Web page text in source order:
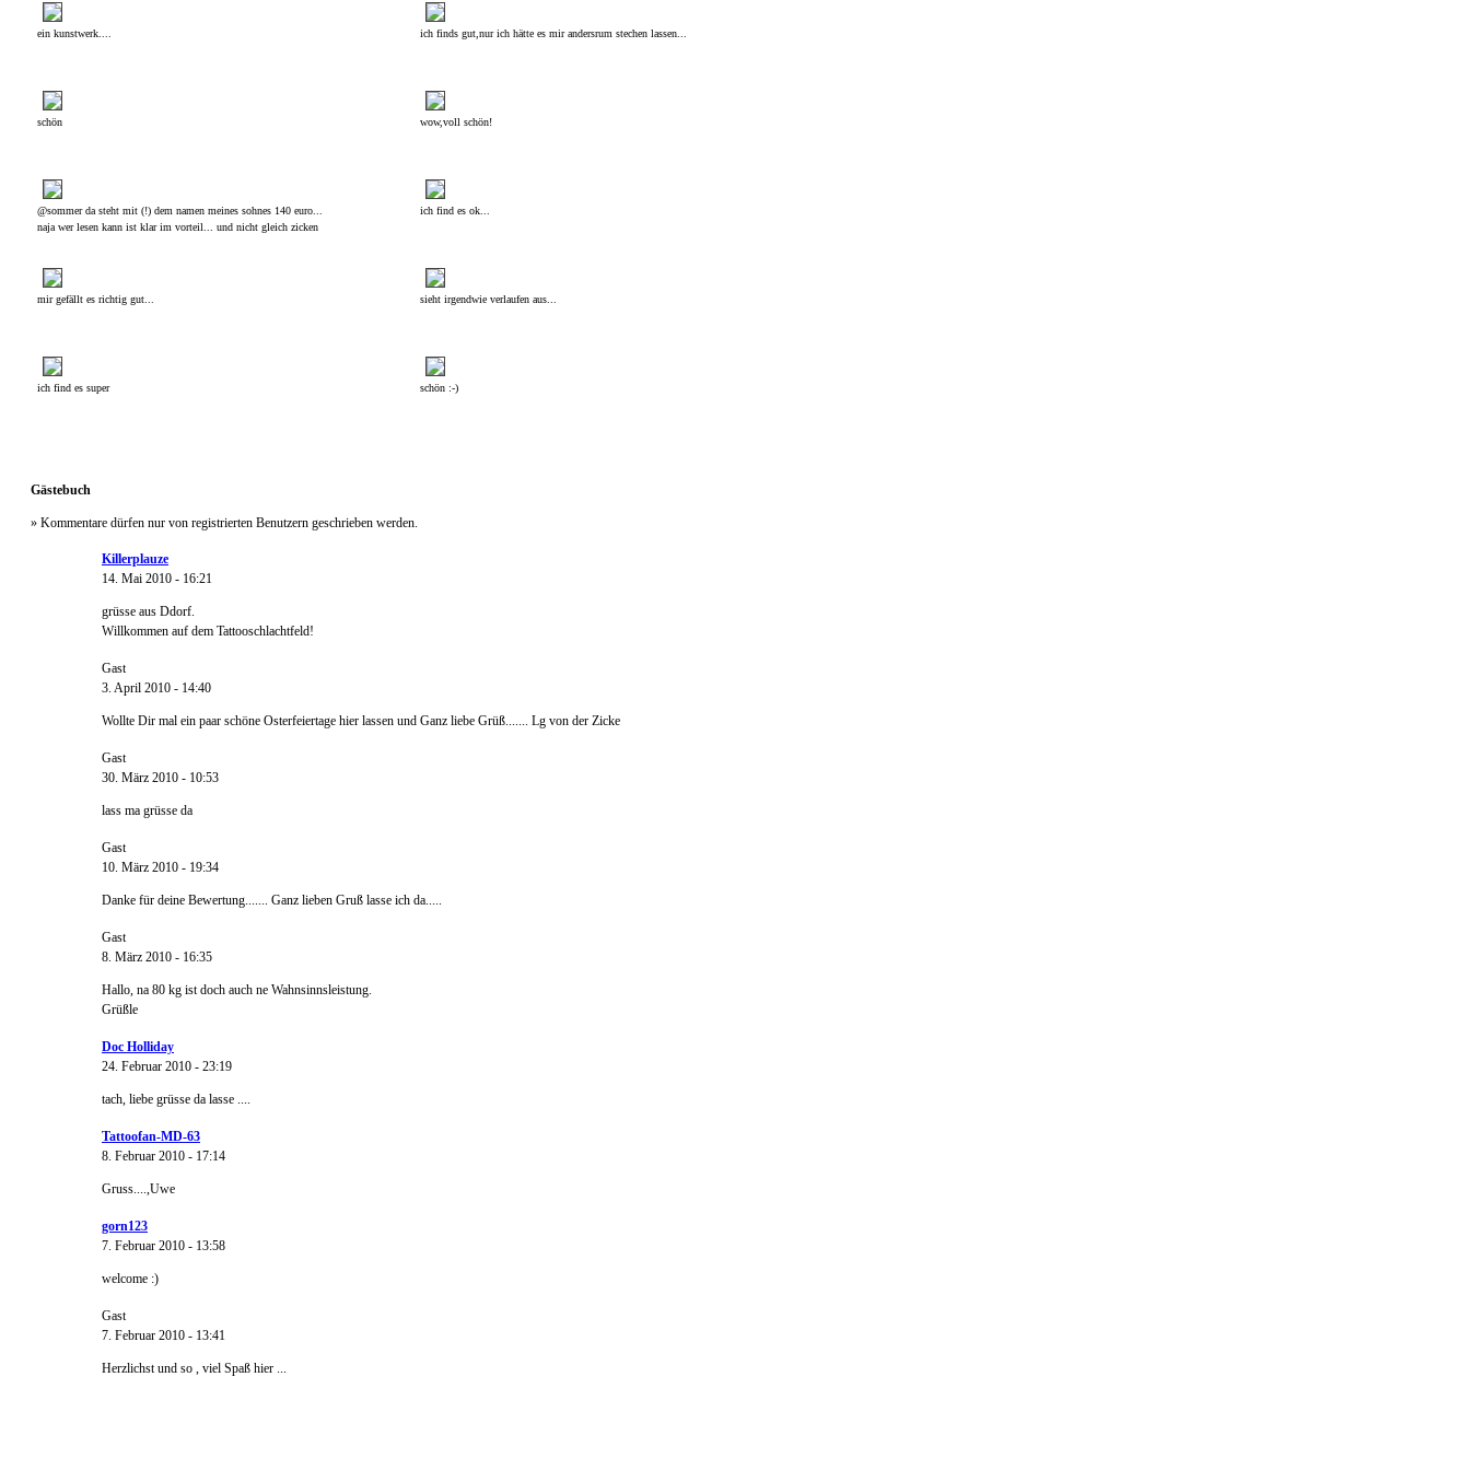
ein kunstwerk.... ich finds gut,nur ich hätte es mir andersrum stechen lassen...
schön wow,voll schön!
@sommer da steht mit (!) dem namen meines sohnes 140 euro...
naja wer lesen kann ist klar im vorteil... und nicht gleich zicken
ich find es ok...
mir gefällt es richtig gut... sieht irgendwie verlaufen aus...
ich find es super schön :-)
Gästebuch
» Kommentare dürfen nur von registrierten Benutzern geschrieben werden.
Killerplauze
14. Mai 2010 - 16:21
grüsse aus Ddorf.
Willkommen auf dem Tattooschlachtfeld!
Gast
3. April 2010 - 14:40
Wollte Dir mal ein paar schöne Osterfeiertage hier lassen und Ganz liebe Grüß....... Lg von der Zicke
Gast
30. März 2010 - 10:53
lass ma grüsse da
Gast
10. März 2010 - 19:34
Danke für deine Bewertung....... Ganz lieben Gruß lasse ich da.....
Gast
8. März 2010 - 16:35
Hallo, na 80 kg ist doch auch ne Wahnsinnsleistung.
Grüßle
Doc Holliday
24. Februar 2010 - 23:19
tach, liebe grüsse da lasse ....
Tattoofan-MD-63
8. Februar 2010 - 17:14
Gruss....,Uwe
gorn123
7. Februar 2010 - 13:58
welcome :)
Gast
7. Februar 2010 - 13:41
Herzlichst und so , viel Spaß hier ...